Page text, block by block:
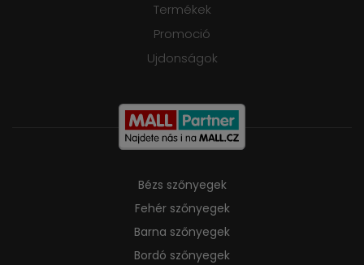
Termékek
Promoció
Ujdonságok
Bézs szőnyegek
Fehér szőnyegek
Barna szőnyegek
Bordó szőnyegek